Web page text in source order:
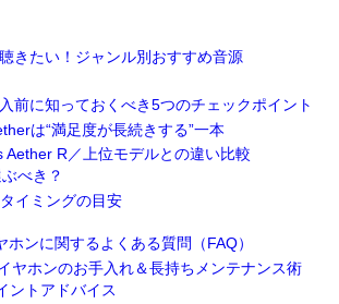
きたい！ジャンル別おすすめ音源
前に知っておくべき5つのチェックポイント
は“満足度が長続きする”一本
Aether R／上位モデルとの違い比較
べき？
イミングの目安
ホンに関するよくある質問（FAQ）
ヤホンのお手入れ＆長持ちメンテナンス術
ントアドバイス